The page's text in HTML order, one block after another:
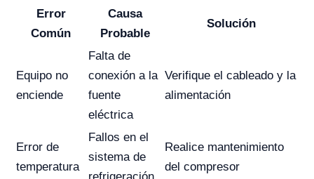
Error
Común
Causa
Probable
Solución
Equipo no
enciende
Falta de
conexión a la
fuente
eléctrica
Verifique el cableado y la
alimentación
Error de
temperatura
Fallos en el
sistema de
Realice mantenimiento
del compresor